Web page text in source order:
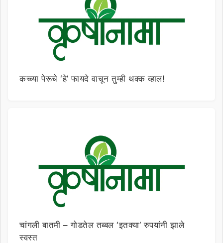
कच्च्या पेरूचे ‘हे’ फायदे वाचून तुम्ही थक्क व्हाल!
चांगली बातमी – गोडतेल तब्बल ‘इतक्या’ रुपयांनी झाले
स्वस्त